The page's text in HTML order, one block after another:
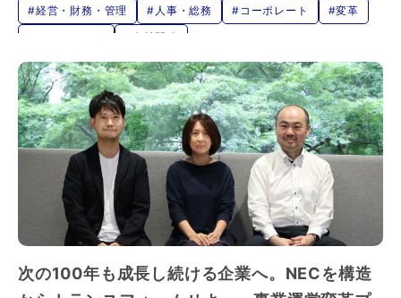
#経営・財務・管理
#人事・総務 #コーポレート
#変革
#人材開発
#インクルージョン&ダイバーシティ・女性活躍
#キャリア採用イベント
次の100年も成長し続ける企業へ。NECを構造